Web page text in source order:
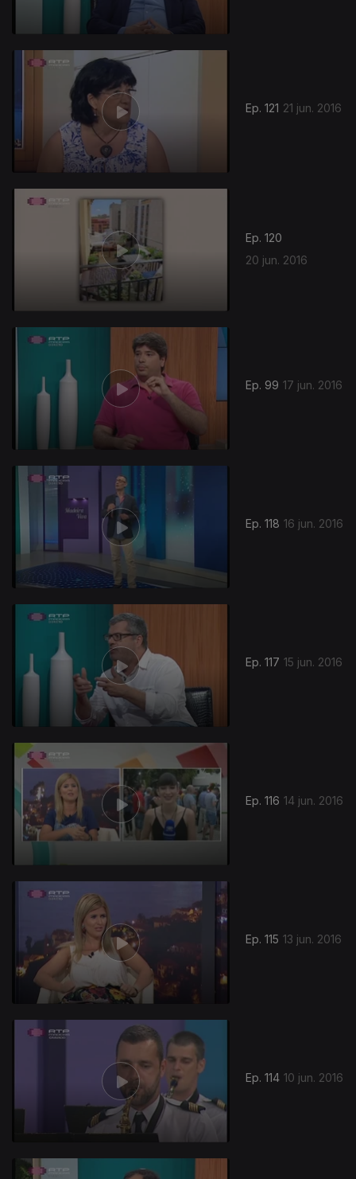
Ep. 121 21 jun. 2016
Ep. 120
20 jun. 2016
240450
Ep. 99 17 jun. 2016
Ep. 118 16 jun. 2016
Ep. 117 15 jun. 2016
Ep. 116 14 jun. 2016
Ep. 115 13 jun. 2016
Ep. 114 10 jun. 2016